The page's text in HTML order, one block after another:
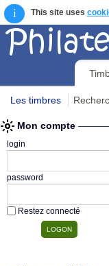
i This site uses
Les timbres
Mon compte
login
password
Restez connecté